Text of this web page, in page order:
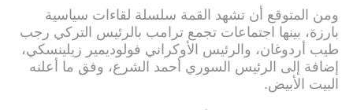
ومن المتوقع أن تشهد القمة سلسلة لقاءات سياسية
بارزة، بينها اجتماعات تجمع ترامب بالرئيس التركي رجب
طيب أردوغان، والرئيس الأوكراني فولوديمير زيلينسكي،
إضافة إلى الرئيس السوري أحمد الشرع، وفق ما أعلنه
البيت الأبيض.